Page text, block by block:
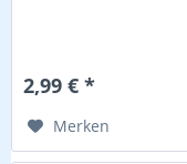
2,99 € *
Merken